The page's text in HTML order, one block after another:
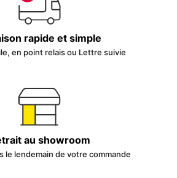
rapide et simple
en point relais ou Lettre suivie
au showroom
le lendemain de votre commande